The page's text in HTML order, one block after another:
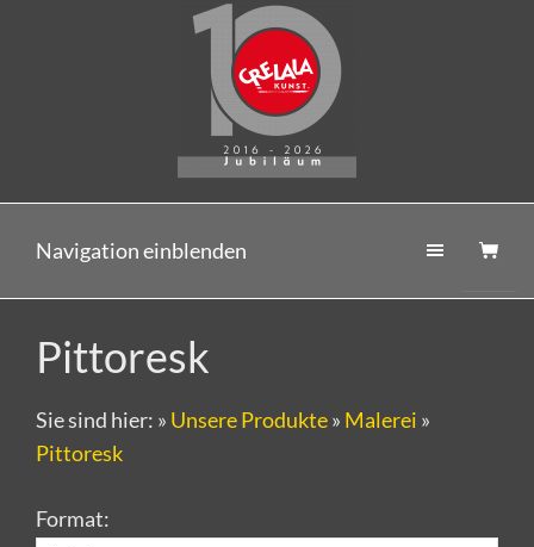
Navigation einblenden
Pittoresk
Sie sind hier: » Unsere Produkte» Malerei »
Pittoresk
Format: